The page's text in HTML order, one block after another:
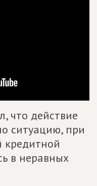
что действие
ситуацию, при
кредитной
в неравных